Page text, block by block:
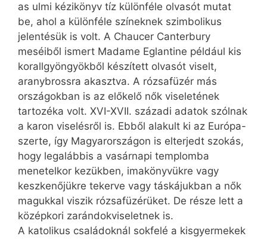
as ulmi kézikönyv tíz különféle olvasót mutat
be, ahol a különféle színeknek szimbolikus
jelentésük is volt. A Chaucer Canterbury
meséiből ismert Madame Eglantine például kis
korallgyöngyökből készített olvasót viselt,
aranybrossra akasztva. A rózsafüzér más
országokban is az előkelő nők viseletének
tartozéka volt. XVI-XVII. századi adatok szólnak
a karon viselésről is. Ebből alakult ki az Európa-
szerte, így Magyarországon is elterjedt szokás,
hogy legalábbis a vasárnapi templomba
menetelkor kezükben, imakönyvükre vagy
keszkenőjükre tekerve vagy táskájukban a nők
magukkal viszik rózsafüzérüket. De része lett a
középkori zarándokviseletnek is.
A katolikus családoknál sokfelé a kisgyermekek